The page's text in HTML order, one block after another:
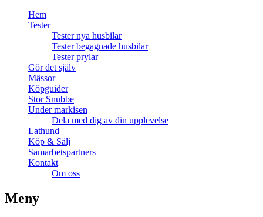
Hem
Tester
Tester nya husbilar
Tester begagnade husbilar
Tester prylar
Gör det själv
Mässor
Köpguider
Stor Snubbe
Under markisen
Dela med dig av din upplevelse
Lathund
Köp & Sälj
Samarbetspartners
Kontakt
Om oss
Meny